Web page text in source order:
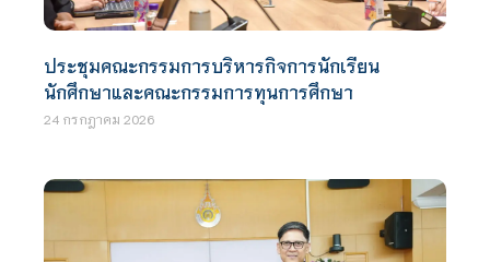
ประชุมคณะกรรมการบริหารกิจการนักเรียน
นักศึกษาและคณะกรรมการทุนการศึกษา
24 กรกฎาคม 2026